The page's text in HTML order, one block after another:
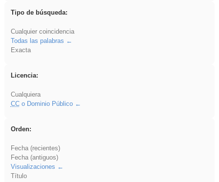
Tipo de búsqueda:
Cualquier coincidencia
Todas las palabras
Exacta
Licencia:
Cualquiera
CCo Dominio Público
Orden:
Fecha (recientes)
Fecha (antiguos)
Visualizaciones
Título